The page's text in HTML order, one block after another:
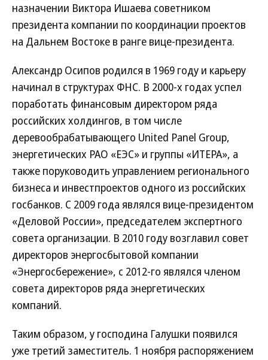
назначении Виктора Ишаева советником
президента компании по координации проектов
на Дальнем Востоке в ранге вице-президента.
Александр Осипов родился в 1969 году и карьеру
начинал в структурах ФНС. В 2000-х годах успел
поработать финансовым директором ряда
российских холдингов, в том числе
деревообрабатывающего United Panel Group,
энергетических РАО «ЕЭС» и группы «ИТЕРА», а
также поруководить управлением регионального
бизнеса и инвестпроектов одного из российских
госбанков. С 2009 года являлся вице-президентом
«Деловой России», председателем экспертного
совета организации. В 2010 году возглавил совет
директоров энергосбытовой компании
«Энергосбережение», с 2012-го являлся членом
совета директоров ряда энергетических
компаний.
Таким образом, у господина Галушки появился
уже третий заместитель. 1 ноября распоряжением